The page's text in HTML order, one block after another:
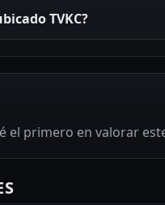
TVKC?
el primero en valorar